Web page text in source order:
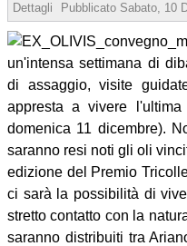
Dettagli Pubblicato Sabato, 10
un'intensa settimana di
di assaggio, visite
appresta a vivere l'ultima
domenica 11 dicembre).
saranno resi noti gli oli
edizione del Premio
ci sarà la possibilità di
stretto contatto con la
saranno distribuiti tra